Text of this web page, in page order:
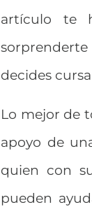
artículo te
decides
Lo mejor de
apoyo de
quien con
pueden